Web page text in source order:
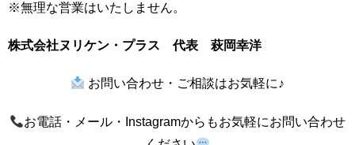
※無理な営業はいたしません。
株式会社ヌリケン・プラス 代表 萩岡幸洋
お問い合わせ・ご相談はお気軽に♪
お電話・メール・Instagramからもお気軽にお問い合わせ